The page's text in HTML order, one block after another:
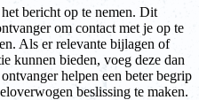
bericht op te nemen. Dit
om contact met je op te
Als er relevante bijlagen of
kunnen bieden, voeg deze dan
helpen een beter begrip
beslissing te maken.